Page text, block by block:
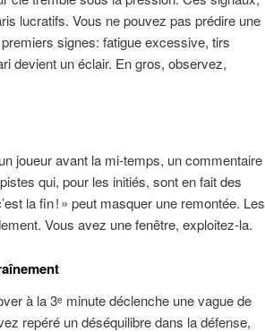
lucratifs. Vous ne pouvez pas prédire une
signes: fatigue excessive, tirs
devient un éclair. En gros, observez,
joueur avant la mi‑temps, un commentaire
qui, pour les initiés, sont en fait des
la fin ! » peut masquer une remontée. Les
Vous avez une fenêtre, exploitez‑la.
à la 3ᵉ minute déclenche une vague de
repéré un déséquilibre dans la défense,